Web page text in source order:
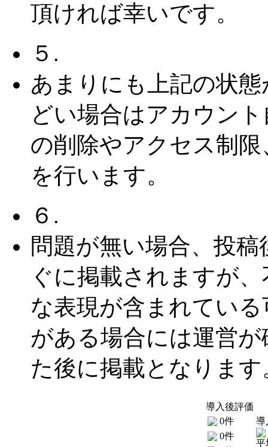
頂ければ幸いです。
５.
あまりにも上記の状態
どい場合はアカウント
の削除やアクセス制限
を行います。
６.
問題が無い場合、投稿
ぐに掲載されますが
な表現が含まれている
がある場合には運営が
た後に掲載となります
導入後評価
0件
0件
導
平